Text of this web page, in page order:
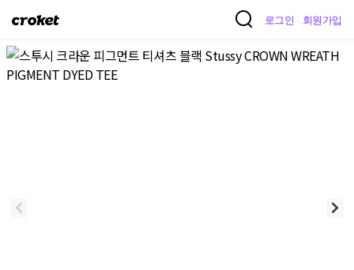
크
켓
로그인 회원가입